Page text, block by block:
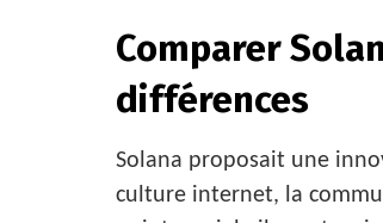
Comparer
différences
Solana proposait une
culture internet, la